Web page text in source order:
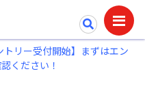
トリー受付開始】まずはエン
ください！